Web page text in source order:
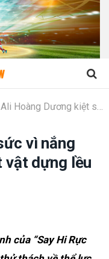
Ali Hoàng Dương kiệt sức vì nắng gắt, Gin Tuấn Kiệt chật vật dựng lều ở Cù Lao Xanh
vì nắng
vật dựng lều
của “Say Hi Rực